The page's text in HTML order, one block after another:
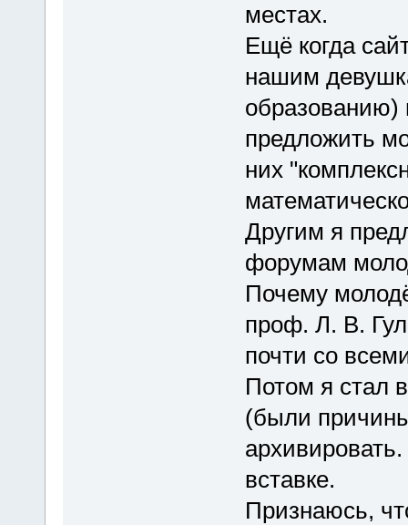
местах.
Ещё когда
нашим
образованию)
предложить
них
Другим я
форумам
Почему
проф. Л. В.
почти со
Потом я стал
(были
вставке.
Признаюсь,